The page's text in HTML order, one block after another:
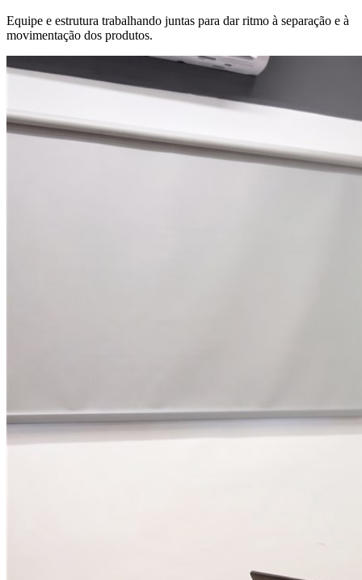
Equipe e estrutura trabalhando juntas para dar ritmo à separação e à
movimentação dos produtos.